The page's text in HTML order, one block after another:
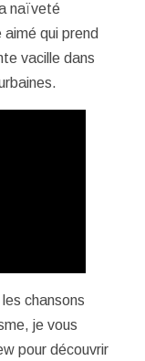
naïveté
aimé qui prend
vacille dans
chansons
je vous
pour découvrir